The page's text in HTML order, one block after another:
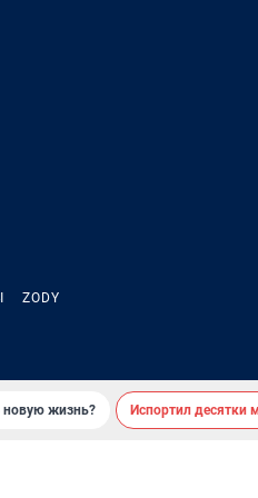
ZODY
новую жизнь? Испортил десятки